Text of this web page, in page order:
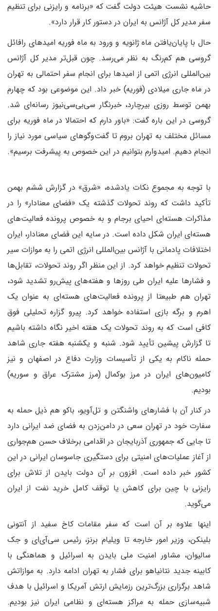
حاشیه نشست هیئت دولت گفت که «برنامه و رایزنی برای تنظیم
سفر مدیر کل آژانس به ایران در دستور کار قرار دارد».
حال با پایان‌یافتن ماه ژانویه و ورود به ماه فوریه امیدهای رافائل
گروسی هم کم‌رنگ به نظر می‌رسد. چون قبل‌تر مدیر کل آژانس
بین‌المللی انرژی اتمی از امیدها برای انجام سفر احتمالی به تهران
در ماه جاری میلادی (فوریه) خبر داد. این موضوعی بود که چهارم
بهمن توسط روزی بیرچارد، خبرنگار سی‌بی‌سی‌نیوز رسانه‌ای شد.
گروسی در این باره گفت: «باور دارم که احتمالا در ماه فوریه برای
مسائل مختلف به تهران بروم تا گفت‌وگوهای سیاسی مورد نیاز را
انجام دهیم. امیدوارم بتوانیم در این خصوص به پیشرفت برسیم».
با توجه به مجموع نکات یادشده، «شرق» در گزارش ششم بهمن
تأکید داشت که روند تحولات گذشته یک «فضای معنادار» را در
مذاکرات هسته‌ای احیای برجام و به خصوص پرونده فعالیت‌های
هسته‌ای ایران شکل داده است. در سایه این فضای معنادار، ایران
اختلافات پادمانی با آژانس بین‌المللی انرژی اتمی را به موازات سیر
تحولات تنظیم خواهد کرد. از این منظر اگر روند تحولات، تقابل‌ها
و فشارها علیه ایران طی روزها و هفته‌های پیش‌رو تشدید شود،
تهران هم طبیعتا از پرونده فعالیت‌های هسته‌ای به عنوان یک
اهرم و برگه بازی استفاده خواهد کرد. پیرو گزاره تحلیلی فوق
کافی است که به روند تحولات یک هفته اخیر نگاه داشته باشیم
تا گزارش پیشین تأیید شود. شنبه و یکشنبه هفته جاری شاهد
حمله ناکام به یکی از تأسیسات وزارت دفاع در اصفهان و نیز
کامیون‌های ایران در مرز بوکمال (مرز مشترک عراق و سوریه)
بودیم.
در کنار آن با فشارهای واشنگتن و تل‌آویو، باکو هم ذیل حمله به
سفارت خود در تهران سعی در دامن‌زدن به فضای ضد ایرانی دارد
تا جایی که جمهوری آذربایجان در اقدامی برخلاف حسن هم‌جواری
از آغاز عملیات‌های امنیتی برای دستگیری جاسوسان ایرانی در این
کشور خبر داده است. افزون بر آن دولت بایدن از تلاش برای
رایزنی با چین برای کاهش یا توقف کامل خرید نفت از ایران
می‌گوید.
اینها علاوه بر آن است که سفر مقامات کاخ سفید از آنتونی
بلینکن، وزیر امور خارجه تا ویلیام برنز، رئیس سی‌آی‌ای و جک
سالیوان، مشاور امنیت ملی بایدن به اسرائیل و هماهنگی با
کابینه جدید نتانیاهو برای فشار به تهران ادامه دارد. به‌ موازاتش
شاهد برگزاری بزرگ‌ترین رزمایش ارتش آمریکا و اسرائیل با هدف
شبیه‌سازی حمله به مراکز هسته‌ای و نظامی ایران نیز بودیم.‌‌